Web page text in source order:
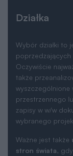
Działka
Wybór działki to
Oczywiście
także
wyszczególnione
przestrzennego
zapisy w w/w
wybranego
Ważne jest także
stron świata,